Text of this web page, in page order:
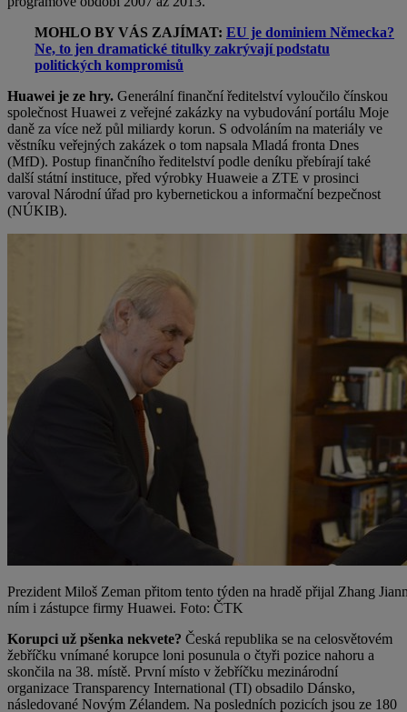
MOHLO BY VÁS ZAJÍMAT: EU je dominiem Německa?
Ne, to jen dramatické titulky zakrývají podstatu
politických kompromisů
Huawei je ze hry. Generální finanční ředitelství vyloučilo čínskou
společnost Huawei z veřejné zakázky na vybudování portálu Moje
daně za více než půl miliardy korun. S odvoláním na materiály ve
věstníku veřejných zakázek o tom napsala Mladá fronta Dnes
(MfD). Postup finančního ředitelství podle deníku přebírají také
další státní instituce, před výrobky Huaweie a ZTE v prosinci
varoval Národní úřad pro kybernetickou a informační bezpečnost
(NÚKIB).
Prezident Miloš Zeman přitom tento týden na hradě přijal Zhang
ním i zástupce firmy Huawei. Foto: ČTK
Korupci už pšenka nekvete? Česká republika se na celosvětovém
žebříčku vnímané korupce loni posunula o čtyři pozice nahoru a
skončila na 38. místě. První místo v žebříčku mezinárodní
organizace Transparency International (TI) obsadilo Dánsko,
následované Novým Zélandem. Na posledních pozicích jsou ze 180